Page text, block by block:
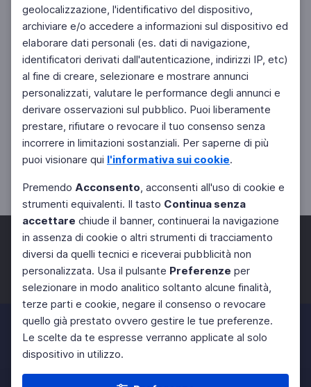
geolocalizzazione, l'identificativo del dispositivo,
archiviare e/o accedere a informazioni sul dispositivo ed
elaborare dati personali (es. dati di navigazione,
identificatori derivati dall'autenticazione, indirizzi IP, etc)
al fine di creare, selezionare e mostrare annunci
personalizzati, valutare le performance degli annunci e
derivare osservazioni sul pubblico. Puoi liberamente
prestare, rifiutare o revocare il tuo consenso senza
incorrere in limitazioni sostanziali. Per saperne di più
puoi visionare qui l'informativa sui cookie.
Premendo Acconsento, acconsenti all'uso di cookie e
strumenti equivalenti. Il tasto Continua senza
accettare chiude il banner, continuerai la navigazione
in assenza di cookie o altri strumenti di tracciamento
diversi da quelli tecnici e riceverai pubblicità non
personalizzata. Usa il pulsante Preferenze per
selezionare in modo analitico soltanto alcune finalità,
terze parti e cookie, negare il consenso o revocare
quello già prestato ovvero gestire le tue preferenze.
Le scelte da te espresse verranno applicate al solo
dispositivo in utilizzo.
Facebook Twitter Instagram